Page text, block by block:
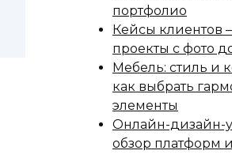
портфолио
Кейсы клиентов
проекты с фото
Мебель: стиль и
как выбрать
элементы
Онлайн-дизайн-
обзор платформ